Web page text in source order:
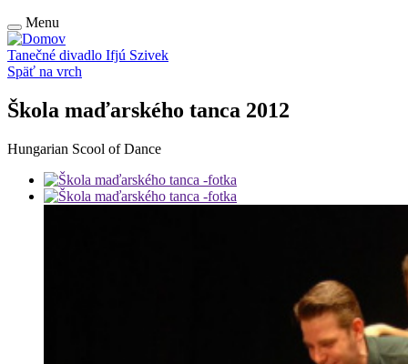
Menu
Tanečné divadlo Ifjú Szivek
Späť na vrch
Škola maďarského tanca 2012
Hungarian Scool of Dance